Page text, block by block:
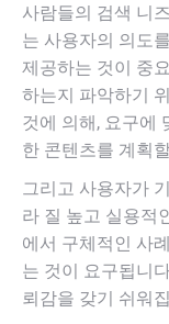
사람들의 검색 니
는 사용자의 의도
제공하는 것이 중
하는지 파악하기
것에 의해, 요구에
한 콘텐츠를 계획
그리고 사용자가
라 질 높고 실용적
에서 구체적인 사
는 것이 요구됩니
뢰감을 갖기 쉬워